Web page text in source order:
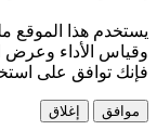
هذا الموقع ملفات
وعرض
على استخدامنا
إغلاق